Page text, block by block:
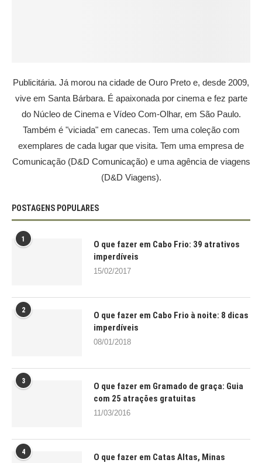
Publicitária. Já morou na cidade de Ouro Preto e, desde 2009,
vive em Santa Bárbara. É apaixonada por cinema e fez parte
do Núcleo de Cinema e Vídeo Com-Olhar, em São Paulo.
Também é "viciada" em canecas. Tem uma coleção com
exemplares de cada lugar que visita. Tem uma empresa de
Comunicação (D&D Comunicação) e uma agência de viagens
(D&D Viagens).
POSTAGENS POPULARES
1
O que fazer em Cabo Frio: 39 atrativos
imperdíveis
15/02/2017
2
O que fazer em Cabo Frio à noite: 8 dicas
imperdíveis
08/01/2018
3
O que fazer em Gramado de graça: Guia
com 25 atrações gratuitas
11/03/2016
4
O que fazer em Catas Altas, Minas